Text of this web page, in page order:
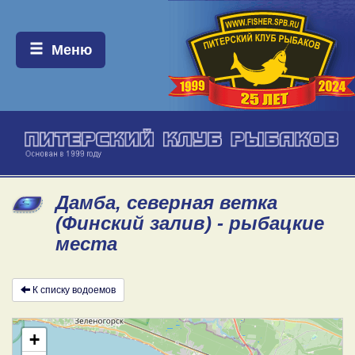
Меню:
Меню
Дамба, северная ветка
(Финский залив) - рыбацкие
места
К списку водоемов
+